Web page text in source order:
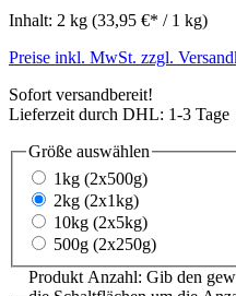
Inhalt: 2 kg (33,95 €* / 1 kg)
Preise inkl. MwSt. zzgl.
Sofort versandbereit!
Lieferzeit durch DHL: 1-3 Tage
Größe auswählen
1kg (2x500g)
2kg (2x1kg)
10kg (2x5kg)
500g (2x250g)
Produkt Anzahl: Gib den